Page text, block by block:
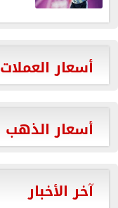
أسعار العملات
أسعار الذهب
آخر الأخبار